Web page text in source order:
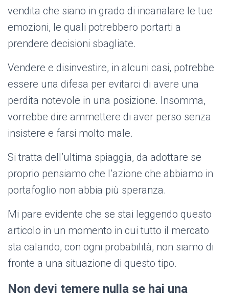
vendita che siano in grado di incanalare le tue
emozioni, le quali potrebbero portarti a
prendere decisioni sbagliate.
Vendere e disinvestire, in alcuni casi, potrebbe
essere una difesa per evitarci di avere una
perdita notevole in una posizione. Insomma,
vorrebbe dire ammettere di aver perso senza
insistere e farsi molto male.
Si tratta dell’ultima spiaggia, da adottare se
proprio pensiamo che l’azione che abbiamo in
portafoglio non abbia più speranza.
Mi pare evidente che se stai leggendo questo
articolo in un momento in cui tutto il mercato
sta calando, con ogni probabilità, non siamo di
fronte a una situazione di questo tipo.
Non devi temere nulla se hai una